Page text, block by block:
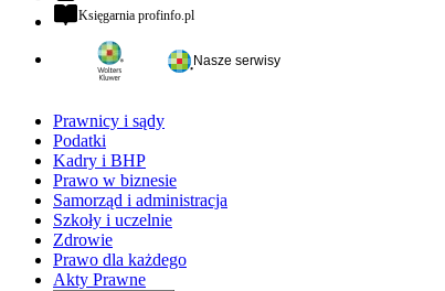
Księgarnia profinfo.plotwiera się w nowej karcie
Nasze serwisy
Prawnicy i sądy
Podatki
Kadry i BHP
Prawo w biznesie
Samorząd i administracja
Szkoły i uczelnie
Zdrowie
Prawo dla każdego
Akty Prawne